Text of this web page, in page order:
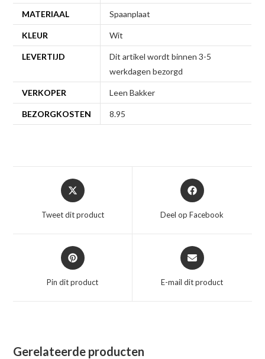
MATERIAAL Spaanplaat
KLEUR Wit
LEVERTIJD
Dit artikel wordt binnen 3-5
werkdagen bezorgd
VERKOPER Leen Bakker
BEZORGKOSTEN 8.95
Opent
in
nieuw
Tweet dit product
Opent
in
nieuw
Deel op Facebook
Opent
in
nieuw
Pin dit product
Opent
in
nieuw
E-mail dit product
Gerelateerde producten